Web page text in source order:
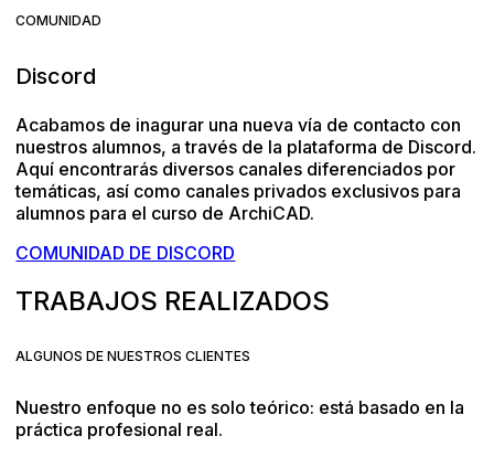
COMUNIDAD
Discord
Acabamos de inagurar una nueva vía de contacto con
nuestros alumnos, a través de la plataforma de Discord.
Aquí encontrarás diversos canales diferenciados por
temáticas, así como canales privados exclusivos para
alumnos para el curso de ArchiCAD.
COMUNIDAD DE DISCORD
TRABAJOS REALIZADOS
ALGUNOS DE NUESTROS CLIENTES
Nuestro enfoque no es solo teórico: está basado en la
práctica profesional real.